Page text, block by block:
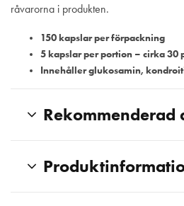
råvarorna i produkten.
150 kapslar per förpackning
5 kapslar per portion – cirka 30
Innehåller glukosamin,
Rekommenderad